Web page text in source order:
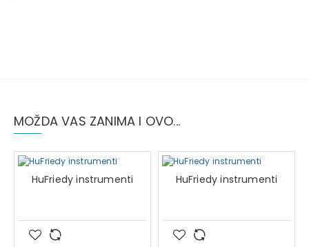
MOŽDA VAS ZANIMA I OVO...
HuFriedy instrumenti HuFriedy instrumenti